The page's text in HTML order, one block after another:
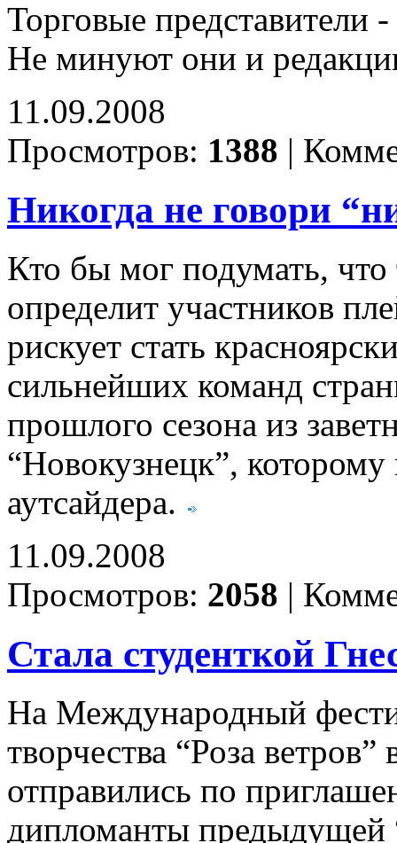
Торговые представители
Не минуют они и
11.09.2008
Просмотров: 1388 |
Никогда не говори
Кто бы мог подумать, что
определит участников
рискует стать
сильнейших команд
прошлого сезона из
“Новокузнецк”,
аутсайдера.
11.09.2008
Просмотров: 2058 |
Стала студенткой
На Международный
творчества “Роза
отправились по
дипломанты предыдущей